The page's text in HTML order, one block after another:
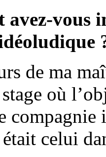
avez-vous
de ma
où
compagnie
celui